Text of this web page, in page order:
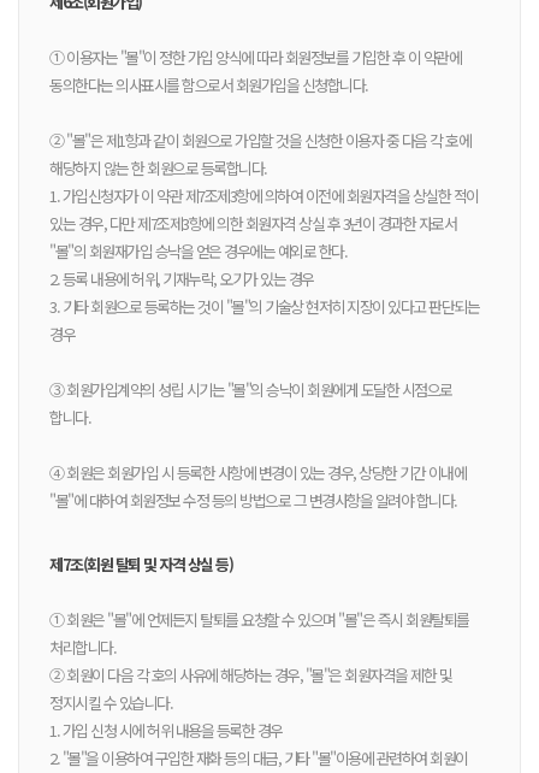
① 이용자는 "몰"이 정한 가입 양식에 따라 회원정보를 기입한 후 이 약관에
동의한다는 의사표시를 함으로서 회원가입을 신청합니다.
② "몰"은 제1항과 같이 회원으로 가입할 것을 신청한 이용자 중 다음 각 호에
해당하지 않는 한 회원으로 등록합니다.
1. 가입신청자가 이 약관 제7조제3항에 의하여 이전에 회원자격을 상실한 적이
있는 경우, 다만 제7조제3항에 의한 회원자격 상실 후 3년이 경과한 자로서
"몰"의 회원재가입 승낙을 얻은 경우에는 예외로 한다.
2. 등록 내용에 허위, 기재누락, 오기가 있는 경우
3. 기타 회원으로 등록하는 것이 "몰"의 기술상 현저히 지장이 있다고 판단되는
경우
③ 회원가입계약의 성립 시기는 "몰"의 승낙이 회원에게 도달한 시점으로
합니다.
④ 회원은 회원가입 시 등록한 사항에 변경이 있는 경우, 상당한 기간 이내에
"몰"에 대하여 회원정보 수정 등의 방법으로 그 변경사항을 알려야 합니다.
제7조(회원 탈퇴 및 자격 상실 등)
① 회원은 "몰"에 언제든지 탈퇴를 요청할 수 있으며 "몰"은 즉시 회원탈퇴를
처리합니다.
② 회원이 다음 각 호의 사유에 해당하는 경우, "몰"은 회원자격을 제한 및
정지시킬 수 있습니다.
1. 가입 신청 시에 허위 내용을 등록한 경우
2. "몰"을 이용하여 구입한 재화 등의 대금, 기타 "몰"이용에 관련하여 회원이